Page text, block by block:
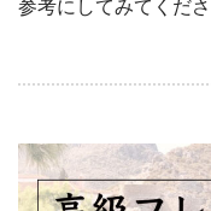
参考にしてみてくださ